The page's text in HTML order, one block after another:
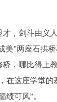
才，剑斗由义
美”两座石拱
，哪比得上
在这座学堂
绩可风”。